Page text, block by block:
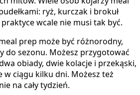
ryż, kurczak i brokuł
wcale nie musi tak być.
prep może być różnorodny,
do sezonu. Możesz przygotować
obiady, dwie kolacje i przekąski,
w ciągu kilku dni. Możesz też
na cały tydzień.